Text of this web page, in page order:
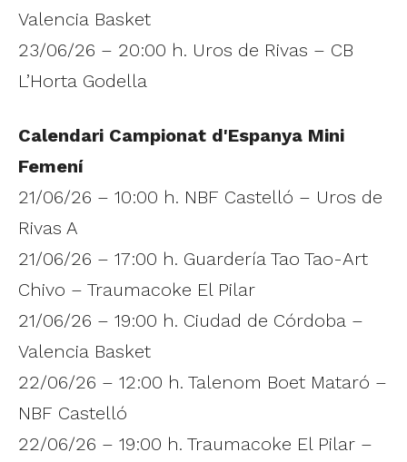
Valencia Basket
23/06/26 – 20:00 h. Uros de Rivas – CB
L’Horta Godella
Calendari Campionat d'Espanya Mini
Femení
21/06/26 – 10:00 h. NBF Castelló – Uros de
Rivas A
21/06/26 – 17:00 h. Guardería Tao Tao-Art
Chivo – Traumacoke El Pilar
21/06/26 – 19:00 h. Ciudad de Córdoba –
Valencia Basket
22/06/26 – 12:00 h. Talenom Boet Mataró –
NBF Castelló
22/06/26 – 19:00 h. Traumacoke El Pilar –